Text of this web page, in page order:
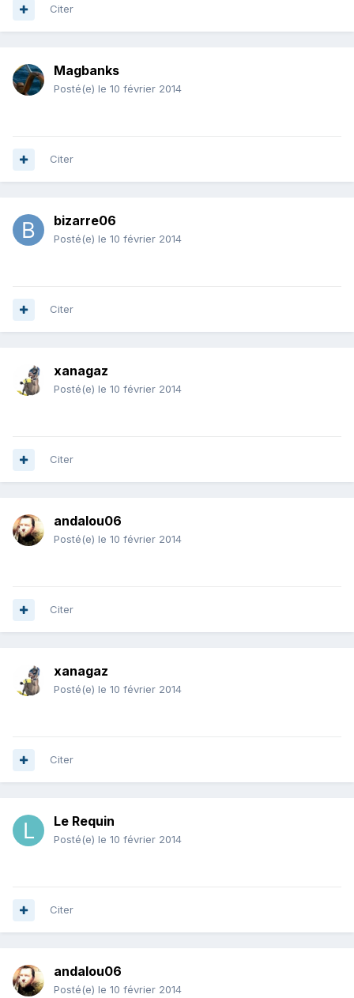
Citer
Magbanks
Posté(e) le 10 février 2014
Citer
bizarre06
Posté(e) le 10 février 2014
Citer
xanagaz
Posté(e) le 10 février 2014
Citer
andalou06
Posté(e) le 10 février 2014
Citer
xanagaz
Posté(e) le 10 février 2014
Citer
Le Requin
Posté(e) le 10 février 2014
Citer
andalou06
Posté(e) le 10 février 2014